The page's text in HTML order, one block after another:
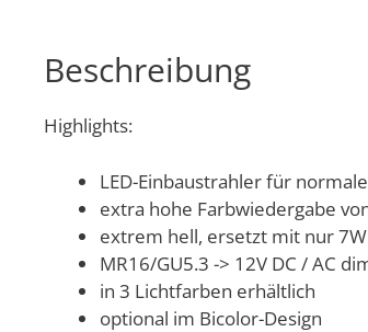
Beschreibung
Highlights:
LED-Einbaustrahler für
extra hohe Farbwiedergabe
extrem hell, ersetzt mit nur
MR16/GU5.3 -> 12V DC / AC
in 3 Lichtfarben erhältlich
optional im Bicolor-Design